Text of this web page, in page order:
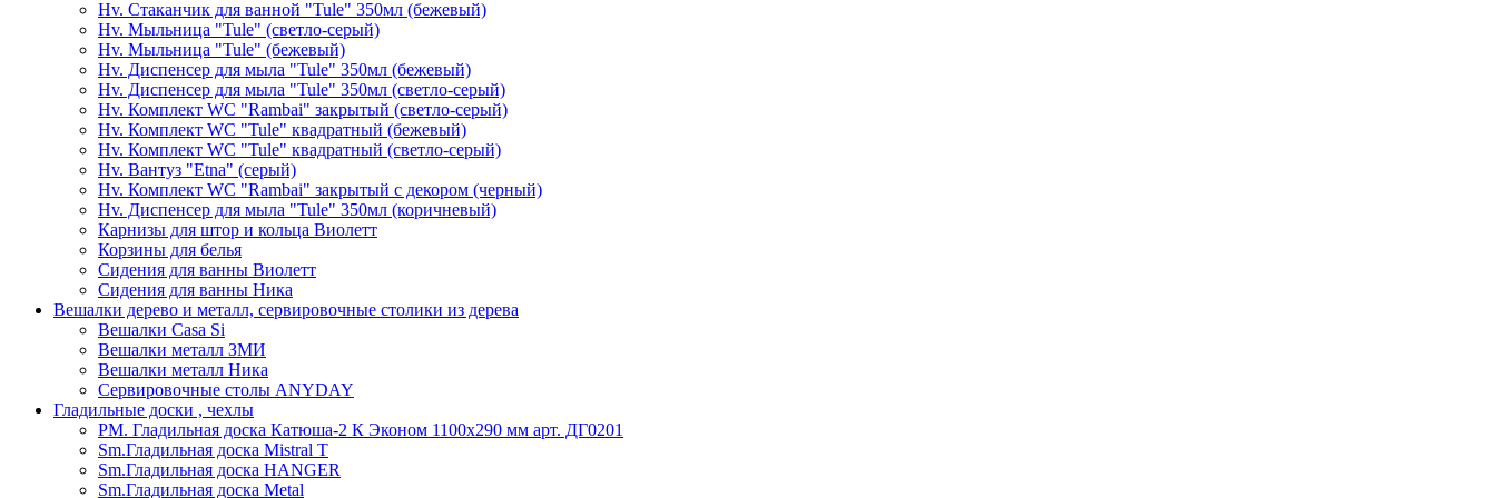
Hv. Стаканчик для ванной "Tule" 350мл (бежевый)
Hv. Мыльница "Tule" (светло-серый)
Hv. Мыльница "Tule" (бежевый)
Hv. Диспенсер для мыла "Tule" 350мл (бежевый)
Hv. Диспенсер для мыла "Tule" 350мл (светло-серый)
Hv. Комплект WC "Rambai" закрытый (светло-серый)
Hv. Комплект WC "Tule" квадратный (бежевый)
Hv. Комплект WC "Tule" квадратный (светло-серый)
Hv. Вантуз "Etna" (серый)
Hv. Комплект WC "Rambai" закрытый с декором (черный)
Hv. Диспенсер для мыла "Tule" 350мл (коричневый)
Карнизы для штор и кольца Виолетт
Корзины для белья
Сидения для ванны Виолетт
Сидения для ванны Ника
Вешалки дерево и металл, сервировочные столики из дерева
Вешалки Casa Si
Вешалки металл ЗМИ
Вешалки металл Ника
Сервировочные столы ANYDAY
Гладильные доски , чехлы
PM. Гладильная доска Катюша-2 К Эконом 1100х290 мм арт. ДГ0201
Sm.Гладильная доска Mistral T
Sm.Гладильная доска HANGER
Sm.Гладильная доска Metal